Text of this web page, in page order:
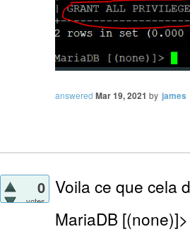
answered Mar 19, 2021 by james
0
votes
Voila ce que cela
MariaDB